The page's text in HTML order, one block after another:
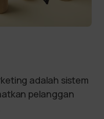
adalah sistem
pelanggan